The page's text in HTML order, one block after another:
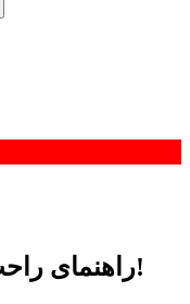
راهنمای راحت و سریع جهت خرید پارچه!